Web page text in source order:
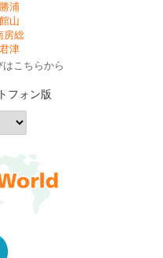
浦
山
房総
津
こちらから
フォン版